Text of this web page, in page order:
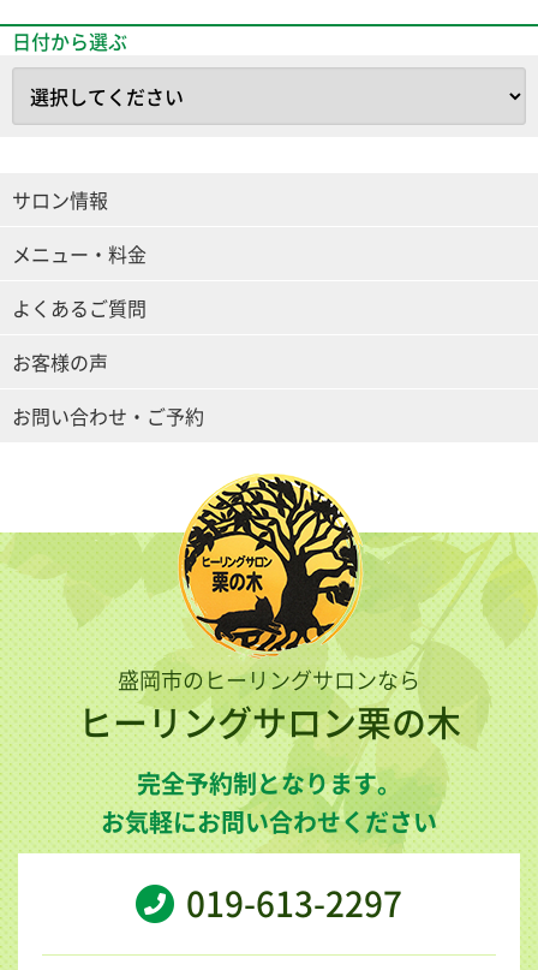
日付から選ぶ
サロン情報
メニュー・料金
よくあるご質問
お客様の声
お問い合わせ・ご予約
盛岡市のヒーリングサロンなら
ヒーリングサロン栗の木
完全予約制となります。
お気軽にお問い合わせください
019-613-2297